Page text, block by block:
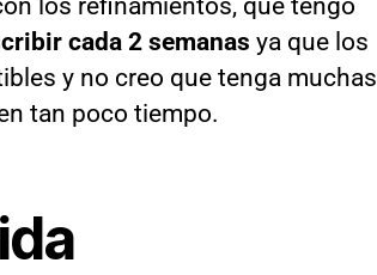
cada 2 semanas ya que los
y no creo que tenga muchas
tan poco tiempo.